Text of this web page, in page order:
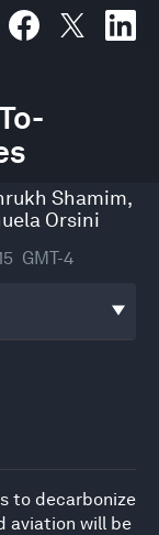
Shamim,
Orsini
GMT-4
to decarbonize
aviation will be